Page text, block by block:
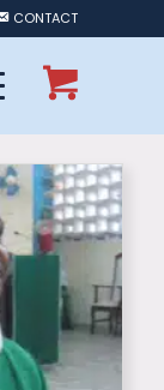
CONTACT